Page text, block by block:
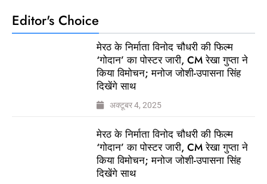
Editor's Choice
मेरठ के निर्माता विनोद चौधरी की फिल्म
‘गोदान’ का पोस्टर जारी, CM रेखा गुप्ता ने
किया विमोचन; मनोज जोशी-उपासना सिंह
दिखेंगे साथ
अक्टूबर 4, 2025
मेरठ के निर्माता विनोद चौधरी की फिल्म
‘गोदान’ का पोस्टर जारी, CM रेखा गुप्ता ने
किया विमोचन; मनोज जोशी-उपासना सिंह
दिखेंगे साथ